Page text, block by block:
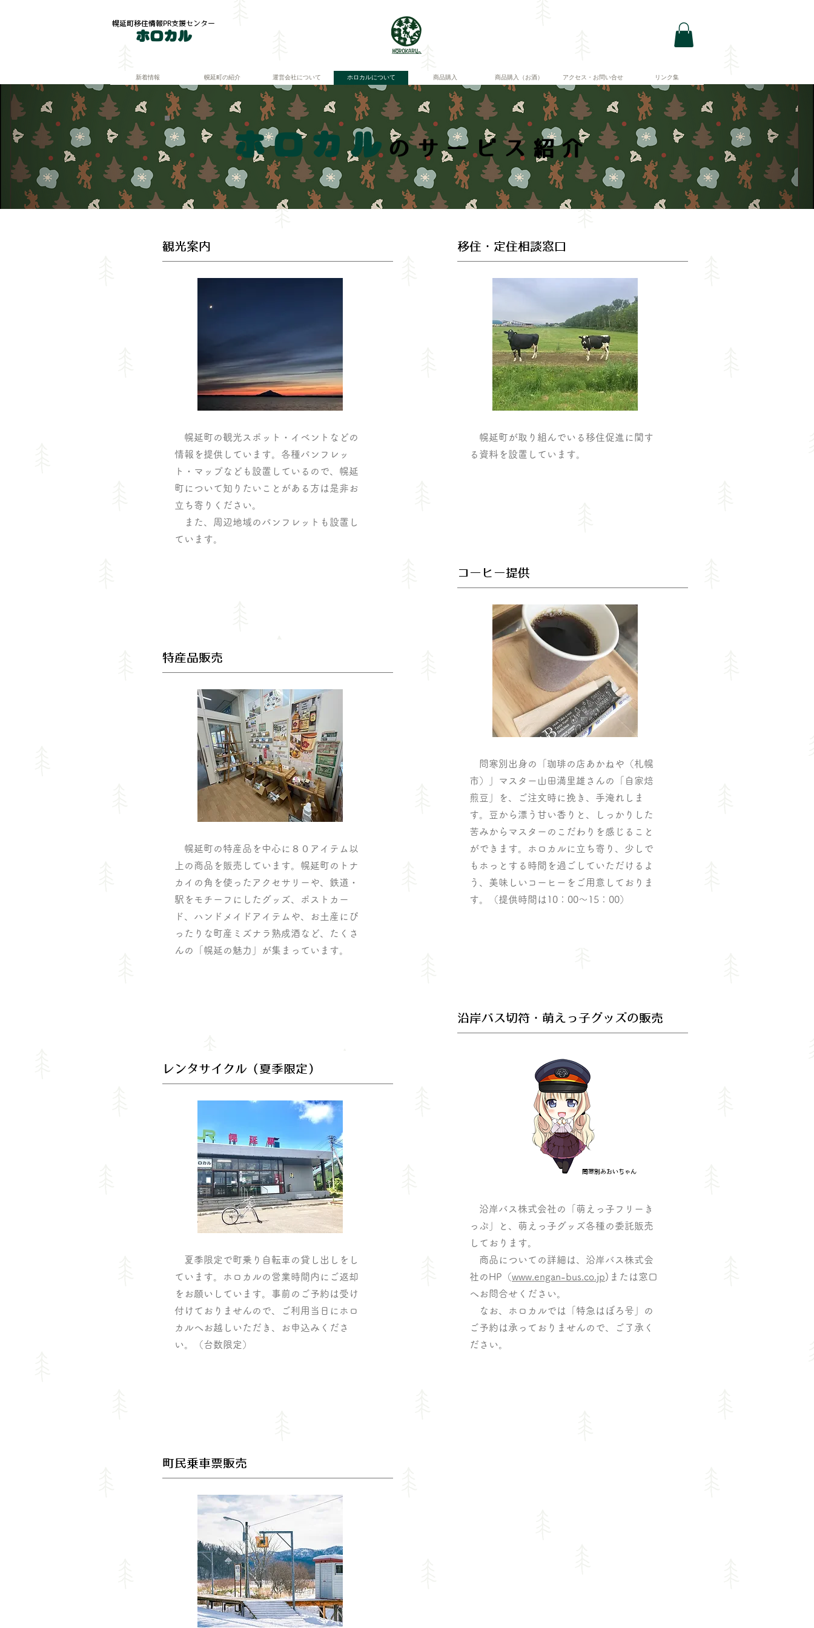
幌延町移住情報PR支援センター
ホロカル
新着情報 幌延町の紹介 運営会社について ホロカルについて 商品購入 商品購入（お酒） アクセス・お問い合せ リンク集
ホロカル のサービス紹介
観光案内
幌延町の観光スポット・イベントなどの
情報を提供しています。各種パンフレッ
ト・マップなども設置しているので、幌延
町について知りたいことがある方は是非お
立ち寄りください。
また、周辺地域のパンフレットも設置し
ています。
​特産品販売
幌延町の特産品を中心に８０アイテム以
上の商品を販売しています。幌延町のトナ
カイの角を使ったアクセサリーや、鉄道・
駅をモチーフにしたグッズ、ポストカー
ド、ハンドメイドアイテムや、お土産にぴ
ったりな町産ミズナラ熟成酒など、たくさ
んの「幌延の魅力」が集まっています。
レンタサイクル（夏季限定）
夏季限定で町乗り自転車の貸し出しをし
ています。ホロカルの営業時間内にご返却
をお願いしています。事前のご予約は受け
付けておりませんので、ご利用当日にホロ
カルへお越しいただき、お申込みくださ
い。
​（台数限定）
​町民乗車票販売
移住・定住相談窓口
幌延町が取り組んでいる移住促進に関す
る資料を設置しています。
コーヒー提供
問寒別出身の「珈琲の店あかねや（札幌
市）」マスター山田満里雄さんの「自家焙
煎豆」を、ご注文時に挽き、手淹れしま
す。豆から漂う甘い香りと、しっかりした
苦みからマスターのこだわりを感じること
ができます。ホロカルに立ち寄り、少しで
もホっとする時間を過ごしていただけるよ
う、美味しいコーヒーをご用意しておりま
す。（提供時間は10：00～15：00）
沿岸バス切符・萌えっ子グッズの販売
沿岸バス株式会社の「萌えっ子フリーき
っぷ」と、萌えっ子グッズ各種の委託販売
しております。
商品についての詳細は、沿岸バス株式会
社のHP（www.engan-bus.co.jp)または窓口
へお問合せください。
なお、ホロカルでは「特急はぼろ号」の
ご予約は承っておりませんので、ご了承く
ださい。
​問寒別あおいちゃん